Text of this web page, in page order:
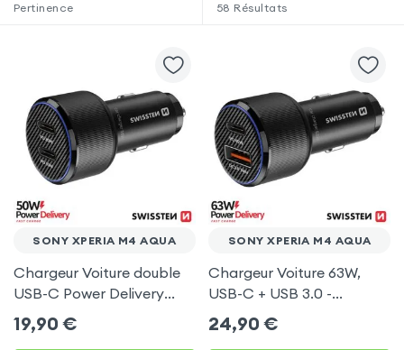
Pertinence 58 Résultats
SONY XPERIA M4 AQUA
Chargeur Voiture double
USB-C Power Delivery
50W - Swissten pour Sony
Xperia M4 Aqua
19,90 €
SONY XPERIA M4 AQUA
Chargeur Voiture 63W,
USB-C + USB 3.0 -
Swissten pour Sony Xperia
M4 Aqua
24,90 €